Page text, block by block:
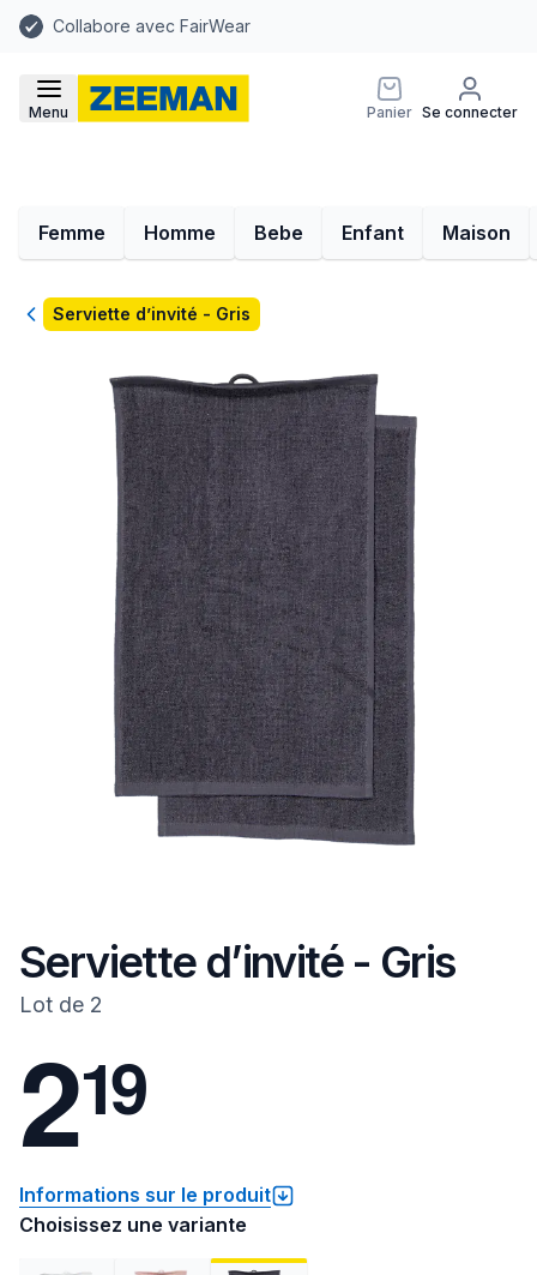
Collabore avec FairWear
Menu Panier Se connecter
Femme Homme Bebe Enfant Maison
RetourServiette d’invité - Gris
Serviette d’invité - Gris
Lot de 2
219
Informations sur le produit
Choisissez une variante